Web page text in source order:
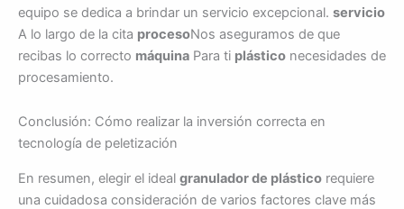
equipo se dedica a brindar un servicio excepcional. servicio
A lo largo de la cita procesoNos aseguramos de que
recibas lo correcto máquina Para ti plástico necesidades de
procesamiento.
Conclusión: Cómo realizar la inversión correcta en
tecnología de peletización
En resumen, elegir el ideal granulador de plástico requiere
una cuidadosa consideración de varios factores clave más